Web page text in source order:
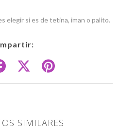
elegir si es de tetina, iman o palito.
SIMILARES